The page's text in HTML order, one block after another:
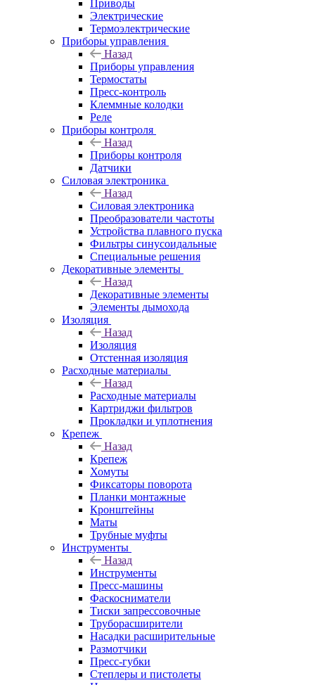
Приводы
Электрические
Термоэлектрические
Приборы управления
Назад
Приборы управления
Термостаты
Пресс-контроль
Клеммные колодки
Реле
Приборы контроля
Назад
Приборы контроля
Датчики
Силовая электроника
Назад
Силовая электроника
Преобразователи частоты
Устройства плавного пуска
Фильтры синусоидальные
Специальные решения
Декоративные элементы
Назад
Декоративные элементы
Элементы дымохода
Изоляция
Назад
Изоляция
Отстенная изоляция
Расходные материалы
Назад
Расходные материалы
Картриджи фильтров
Прокладки и уплотнения
Крепеж
Назад
Крепеж
Хомуты
Фиксаторы поворота
Планки монтажные
Кронштейны
Маты
Трубные муфты
Инструменты
Назад
Инструменты
Пресс-машины
Фаскосниматели
Тиски запрессовочные
Труборасширители
Насадки расширительные
Размотчики
Пресс-губки
Степлеры и пистолеты